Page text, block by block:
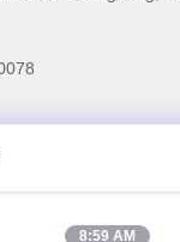
8:59 AM